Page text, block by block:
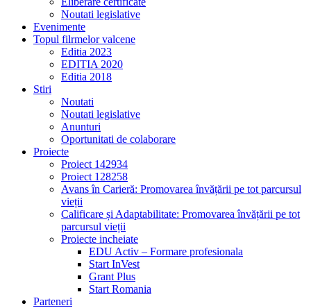
Noutati legislative
Evenimente
Topul filrmelor valcene
Editia 2023
EDITIA 2020
Editia 2018
Stiri
Noutati
Noutati legislative
Anunturi
Oportunitati de colaborare
Proiecte
Proiect 142934
Proiect 128258
Avans în Carieră: Promovarea învățării pe tot parcursul
vieții
Calificare și Adaptabilitate: Promovarea învățării pe tot
parcursul vieții
Proiecte incheiate
EDU Activ – Formare profesionala
Start InVest
Grant Plus
Start Romania
Parteneri